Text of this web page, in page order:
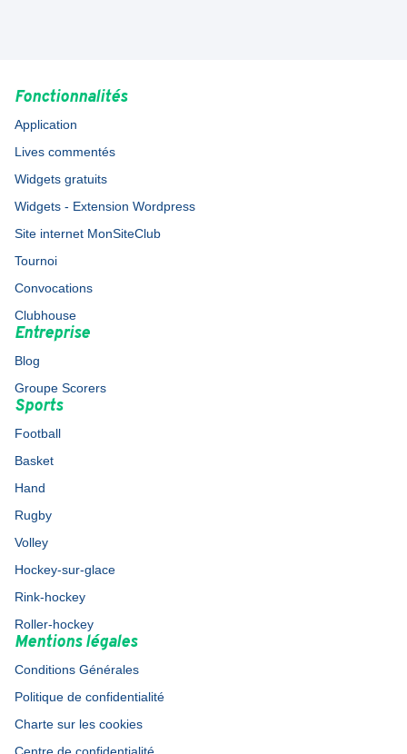
Fonctionnalités
Application
Lives commentés
Widgets gratuits
Widgets - Extension Wordpress
Site internet MonSiteClub
Tournoi
Convocations
Clubhouse
Entreprise
Blog
Groupe Scorers
Sports
Football
Basket
Hand
Rugby
Volley
Hockey-sur-glace
Rink-hockey
Roller-hockey
Mentions légales
Conditions Générales
Politique de confidentialité
Charte sur les cookies